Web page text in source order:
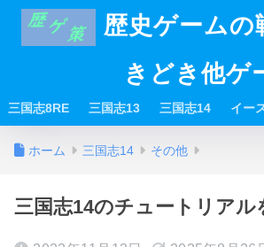
歴史ゲームの
きどき他ゲ
三国志8RE 三国志13 三国志14 イー
ホーム 三国志14 その他
三国志14のチュートリアル